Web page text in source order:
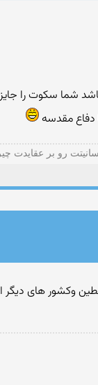
شما سکوت را
دفاع مقدسه
رو بر عقایدت
وکشور های